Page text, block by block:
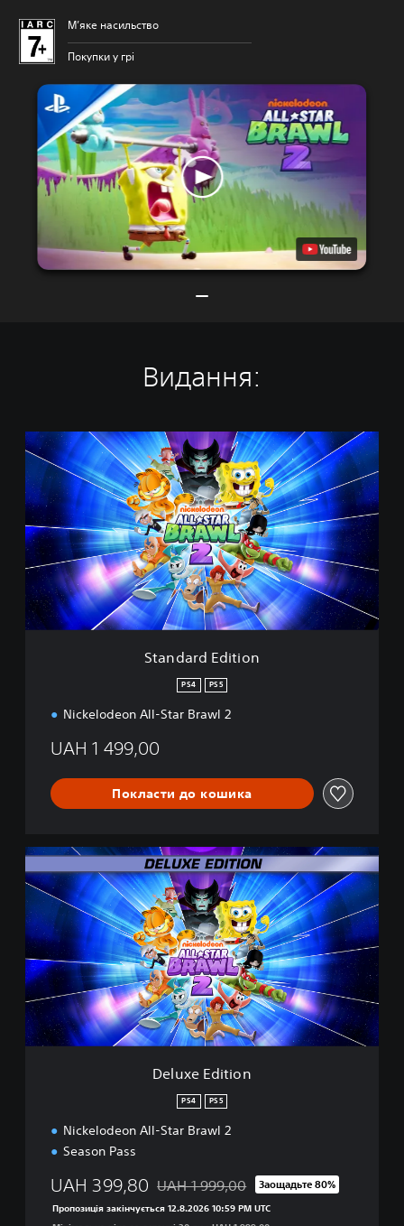
М’яке насильство
Покупки у грі
Видання:
S
t
n
d
a
r
d
E
d
t
Standard Edition
PS4 PS5
Nickelodeon All-Star Brawl 2
UAH 1 499,00
Покласти до кошика
D
e
u
x
e
E
d
i
t
o
Deluxe Edition
PS4 PS5
Nickelodeon All-Star Brawl 2
Season Pass
UAH 399,80 Знижка від початкової ціни UAH 1
UAH 1 999,00 Заощадьте 80%
Пропозиція закінчується 12.8.2026 10:59 PM UTC